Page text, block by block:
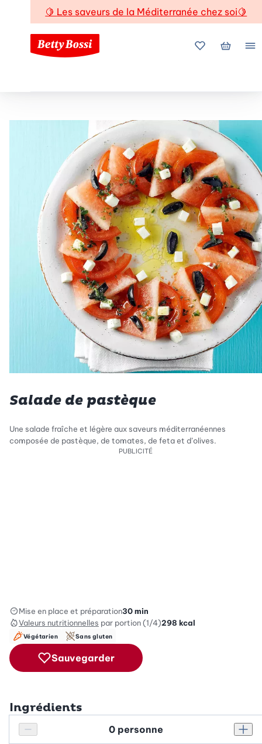
🍋 Les saveurs de la Méditerranée chez soi🍋
Mes favoris
Mon
Salade de pastèque
Une salade fraîche et légère aux saveurs méditerranéennes
composée de pastèque, de tomates, de feta et d’olives.
PUBLICITÉ
Mise en place et préparation30 min
Valeurs nutritionnelles par portion (1/4)298 kcal
Végétarien Sans gluten
Sauvegarder
Ingrédients
Réduire le nombre de personnes
Personnes